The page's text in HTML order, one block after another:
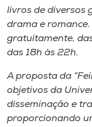
Editora
Museu
livros de diversos
drama e
gratuitamente,
das 18h às 22h.
A proposta da
objetivos da
disseminação e
proporcionando